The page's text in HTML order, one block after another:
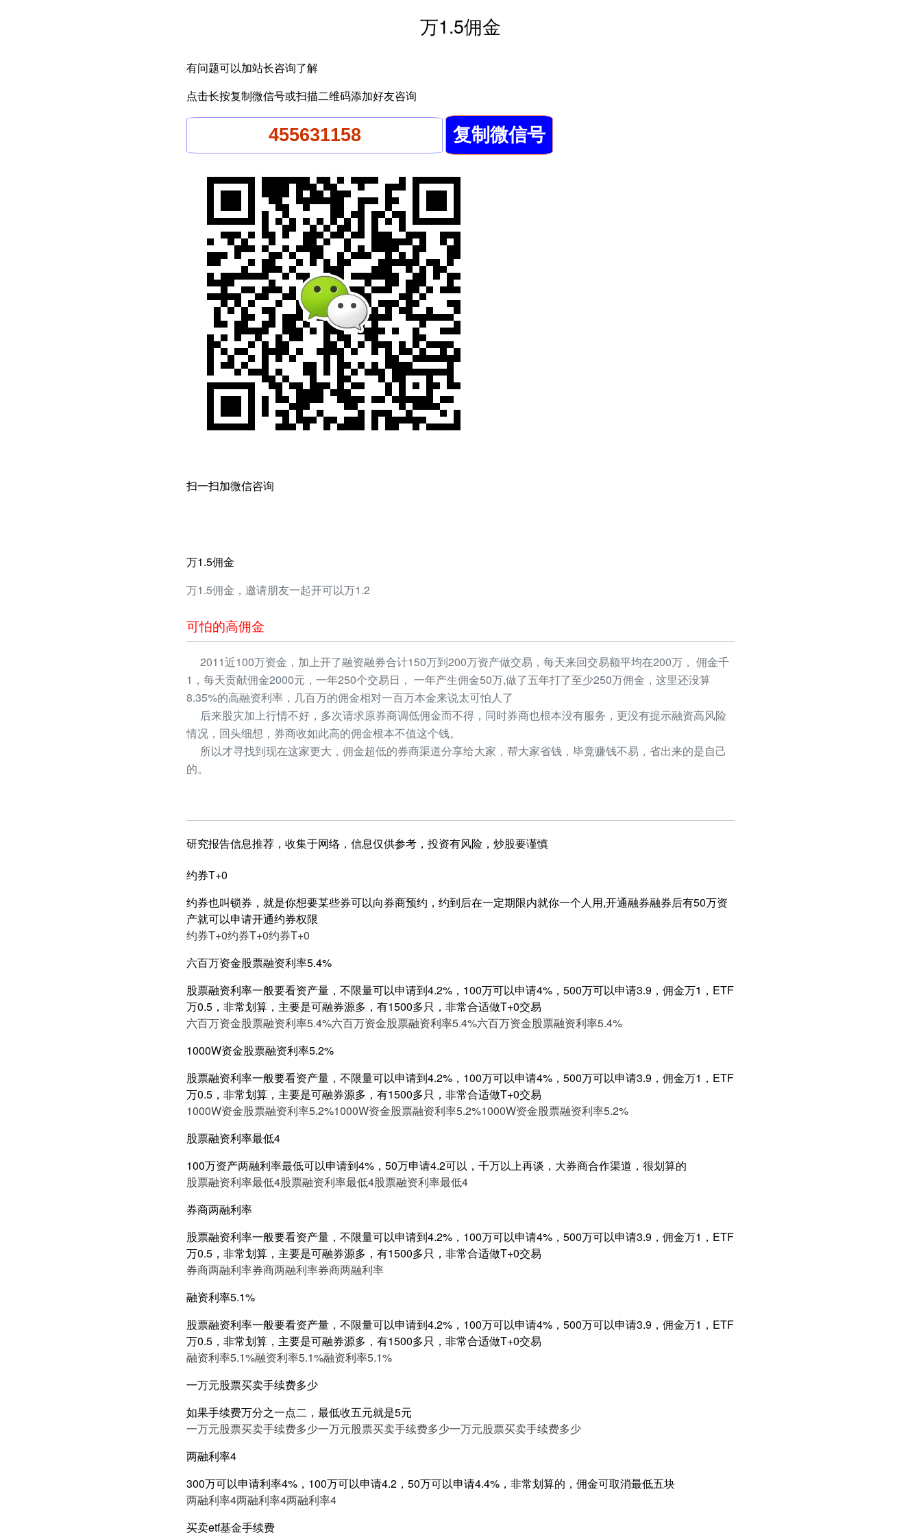
万1.5佣金
有问题可以加站长咨询了解
点击长按复制微信号或扫描二维码添加好友咨询
扫一扫加微信咨询
万1.5佣金
万1.5佣金，邀请朋友一起开可以万1.2
可怕的高佣金
2011近100万资金，加上开了融资融券合计150万到200万资产做交易，每天来回交易额平均在200万， 佣金千
1，每天贡献佣金2000元，一年250个交易日， 一年产生佣金50万,做了五年打了至少250万佣金，这里还没算
8.35%的高融资利率，几百万的佣金相对一百万本金来说太可怕人了
后来股灾加上行情不好，多次请求原券商调低佣金而不得，同时券商也根本没有服务，更没有提示融资高风险
情况，回头细想，券商收如此高的佣金根本不值这个钱。
所以才寻找到现在这家更大，佣金超低的券商渠道分享给大家，帮大家省钱，毕竟赚钱不易，省出来的是自己
的。
研究报告信息推荐，收集于网络，信息仅供参考，投资有风险，炒股要谨慎
约券T+0
约券也叫锁券，就是你想要某些券可以向券商预约，约到后在一定期限内就你一个人用,开通融券融券后有50万资
产就可以申请开通约券权限
约券T+0约券T+0约券T+0
六百万资金股票融资利率5.4%
股票融资利率一般要看资产量，不限量可以申请到4.2%，100万可以申请4%，500万可以申请3.9，佣金万1，ETF
万0.5，非常划算，主要是可融券源多，有1500多只，非常合适做T+0交易
六百万资金股票融资利率5.4%六百万资金股票融资利率5.4%六百万资金股票融资利率5.4%
1000W资金股票融资利率5.2%
股票融资利率一般要看资产量，不限量可以申请到4.2%，100万可以申请4%，500万可以申请3.9，佣金万1，ETF
万0.5，非常划算，主要是可融券源多，有1500多只，非常合适做T+0交易
1000W资金股票融资利率5.2%1000W资金股票融资利率5.2%1000W资金股票融资利率5.2%
股票融资利率最低4
100万资产两融利率最低可以申请到4%，50万申请4.2可以，千万以上再谈，大券商合作渠道，很划算的
股票融资利率最低4股票融资利率最低4股票融资利率最低4
券商两融利率
股票融资利率一般要看资产量，不限量可以申请到4.2%，100万可以申请4%，500万可以申请3.9，佣金万1，ETF
万0.5，非常划算，主要是可融券源多，有1500多只，非常合适做T+0交易
券商两融利率券商两融利率券商两融利率
融资利率5.1%
股票融资利率一般要看资产量，不限量可以申请到4.2%，100万可以申请4%，500万可以申请3.9，佣金万1，ETF
万0.5，非常划算，主要是可融券源多，有1500多只，非常合适做T+0交易
融资利率5.1%融资利率5.1%融资利率5.1%
一万元股票买卖手续费多少
如果手续费万分之一点二，最低收五元就是5元
一万元股票买卖手续费多少一万元股票买卖手续费多少一万元股票买卖手续费多少
两融利率4
300万可以申请利率4%，100万可以申请4.2，50万可以申请4.4%，非常划算的，佣金可取消最低五块
两融利率4两融利率4两融利率4
买卖etf基金手续费